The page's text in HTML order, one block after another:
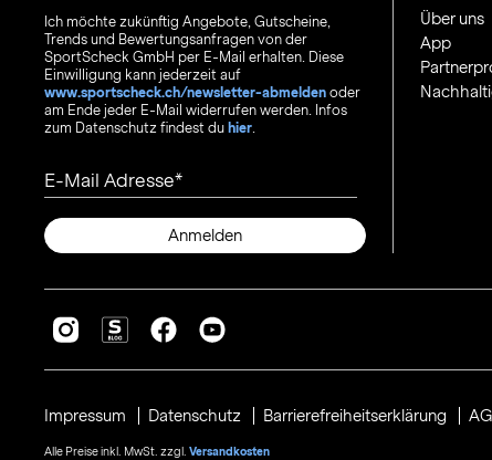
Ich möchte zukünftig Angebote, Gutscheine,
Trends und Bewertungsanfragen von der
SportScheck GmbH per E-Mail erhalten. Diese
Einwilligung kann jederzeit auf
www.sportscheck.ch/newsletter-abmelden oder
am Ende jeder E-Mail widerrufen werden. Infos
zum Datenschutz findest du hier
E-Mail Adresse
Anmelden
Über uns
App
Impressum Datenschutz Barrierefreiheitserklärung
Alle Preise inkl. MwSt. zzgl. Versandkosten